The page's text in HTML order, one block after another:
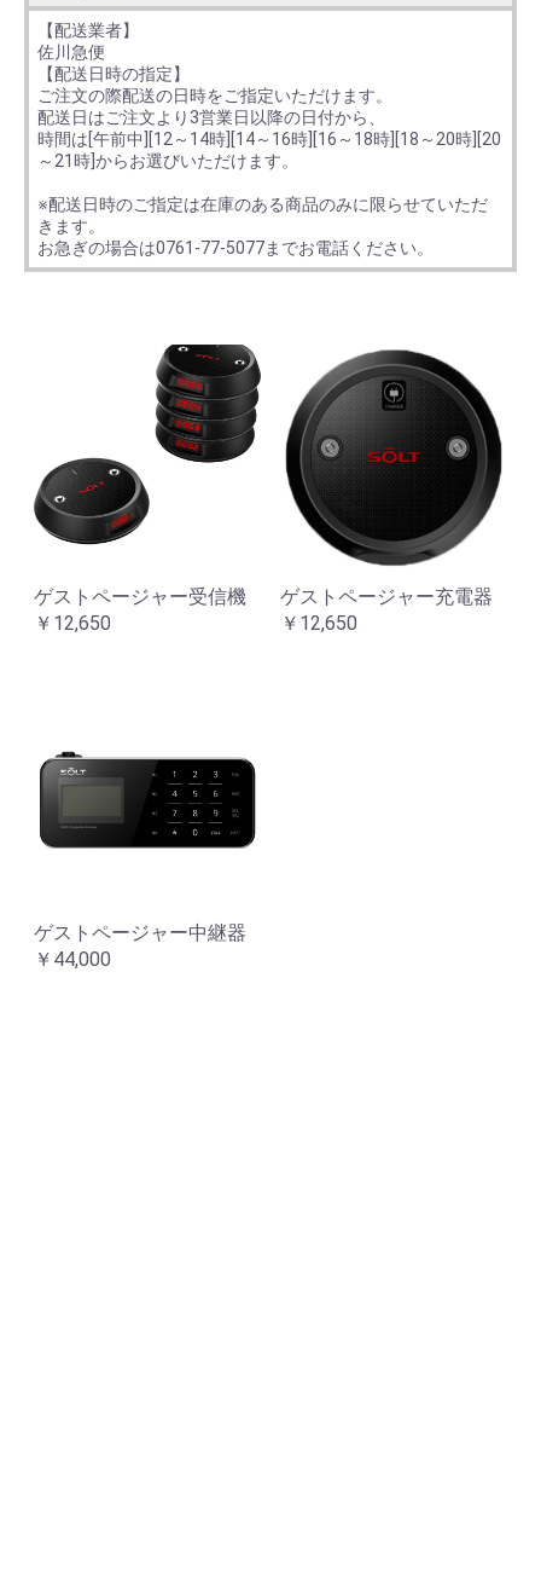
【配送業者】
佐川急便
【配送日時の指定】
ご注文の際配送の日時をご指定いただけます。
配送日はご注文より3営業日以降の日付から、
時間は[午前中][12～14時][14～16時][16～18時][18～20時][20
～21時]からお選びいただけます。
※配送日時のご指定は在庫のある商品のみに限らせていただ
きます。
お急ぎの場合は0761-77-5077までお電話ください。
ゲストページャー受信機
￥12,650
ゲストページャー充電器
￥12,650
ゲストページャー中継器
￥44,000